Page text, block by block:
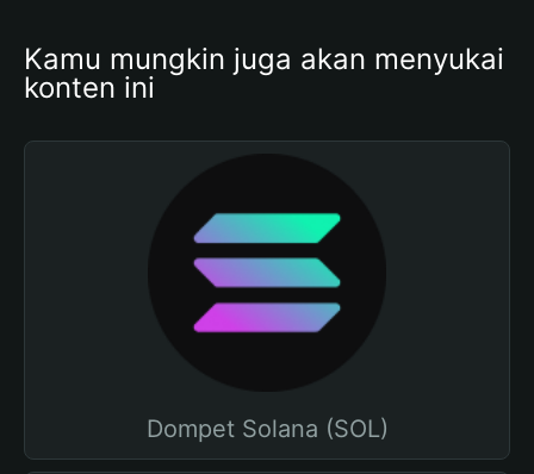
Kamu mungkin juga akan menyukai
konten ini
Dompet Solana (SOL)